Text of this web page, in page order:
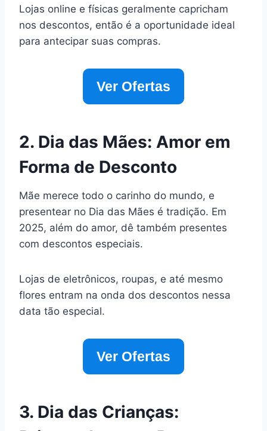
Lojas online e físicas geralmente capricham
nos descontos, então é a oportunidade ideal
para antecipar suas compras.
Ver Ofertas
2. Dia das Mães: Amor em
Forma de Desconto
Mãe merece todo o carinho do mundo, e
presentear no Dia das Mães é tradição. Em
2025, além do amor, dê também presentes
com descontos especiais.
Lojas de eletrônicos, roupas, e até mesmo
flores entram na onda dos descontos nessa
data tão especial.
Ver Ofertas
3. Dia das Crianças: